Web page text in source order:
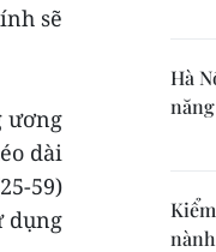
sẽ
ương
dài
59)
dụng
Hà